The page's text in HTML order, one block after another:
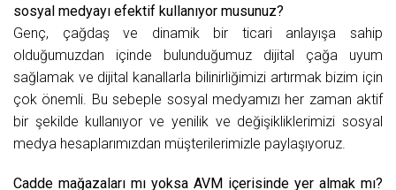
sosyal medyayı efektif kullanıyor musunuz?
Genç, çağdaş ve dinamik bir ticari anlayışa sahip
olduğumuzdan içinde bulunduğumuz dijital çağa uyum
sağlamak ve dijital kanallarla bilinirliğimizi artırmak bizim için
çok önemli. Bu sebeple sosyal medyamızı her zaman aktif
bir şekilde kullanıyor ve yenilik ve değişikliklerimizi sosyal
medya hesaplarımızdan müşterilerimizle paylaşıyoruz.
Cadde mağazaları mı yoksa AVM içerisinde yer almak mı?